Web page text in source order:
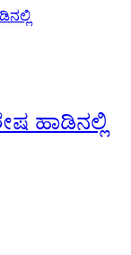
ಹಾಡಿನಲ್ಲಿ